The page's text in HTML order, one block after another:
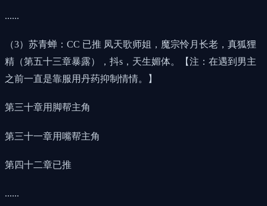
......
（3）苏青蝉：CC 已推 凤天歌师姐，魔宗怜月长老，真狐狸
精（第五十三章暴露），抖s，天生媚体。【注：在遇到男主
之前一直是靠服用丹药抑制情情。】
第三十章用脚帮主角
第三十一章用嘴帮主角
第四十二章已推
......